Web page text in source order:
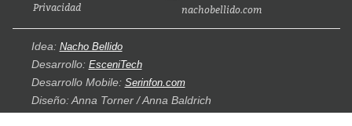
Privacidad
nachobellido.com
Idea: Nacho Bellido
Desarrollo: EsceniTech
Desarrollo Mobile: Serinfon.com
Diseño: Anna Torner / Anna Baldrich